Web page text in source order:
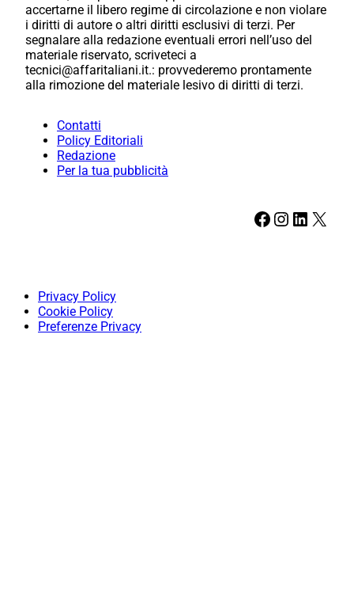
accertarne il libero regime di circolazione e non violare
i diritti di autore o altri diritti esclusivi di terzi. Per
segnalare alla redazione eventuali errori nell’uso del
materiale riservato, scriveteci a
tecnici@affaritaliani.it.: provvederemo prontamente
alla rimozione del materiale lesivo di diritti di terzi.
Contatti
Policy Editoriali
Redazione
Per la tua pubblicità
Facebook Instagram LinkedIn X
Privacy Policy
Cookie Policy
Preferenze Privacy